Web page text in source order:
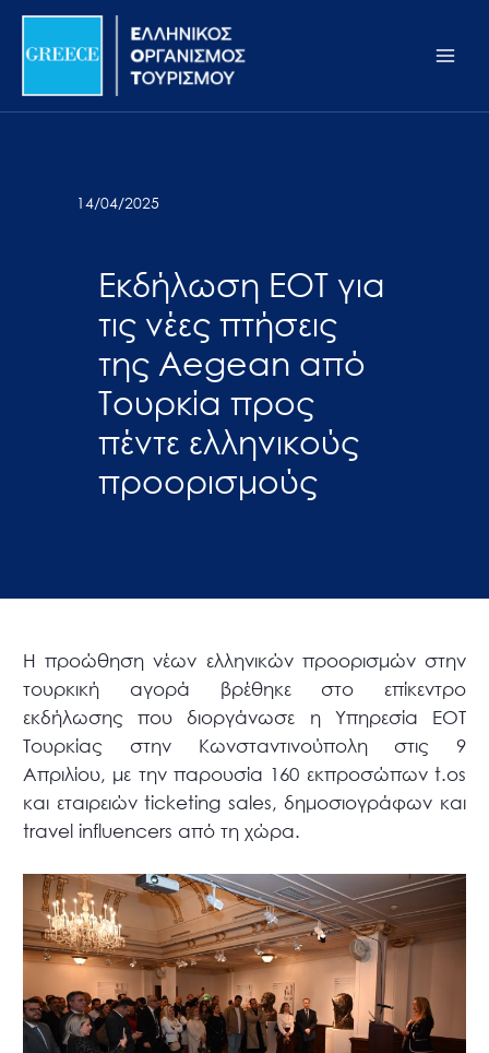
Σημείωση:
ιστότοπος
προσβασιμότητας.
Μετάβαση
περιεχόμενο
14/04/2025
Εκδήλωση ΕΟΤ για
τις νέες πτήσεις
της Aegean από
Τουρκία προς
πέντε ελληνικούς
προορισμούς
Η προώθηση νέων ελληνικών προορισμών στην
τουρκική αγορά βρέθηκε στο επίκεντρο
εκδήλωσης που διοργάνωσε η Υπηρεσία ΕΟΤ
Τουρκίας στην Κωνσταντινούπολη στις 9
Απριλίου, με την παρουσία 160 εκπροσώπων t.os
και εταιρειών ticketing sales, δημοσιογράφων και
travel influencers από τη χώρα.